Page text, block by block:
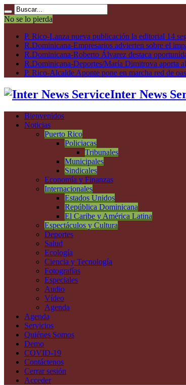
No se lo pierda
P. Rico-Lanza nueva publicación la editorial 14
R.Dominicana-Empresarios advierten sobre el
R.Dominicana-Roberto Álvarez destaca
R.Dominicana-Deportes/María Dimitrova aporta
P. Rico-Alcalde Aponte pone en marcha red de
Inter News
Bienvenidos
Noticias
Puerto Rico
Policiacas
Tribunales
Municipales
Sindicales
Economía y Finanzas
Internacionales
Estados Unidos
República Dominicana
El Caribe y América Latina
Espectáculos y Cultura
Deportes
Salud
Ecología
Ciencia y Tecnología
Fotografías
Especiales
Audio
Vídeo
Agenda
Agenda
Servicios
Quiénes Somos
Demo
COVID-19
Contáctenos
Cerrar sesión
Acceder